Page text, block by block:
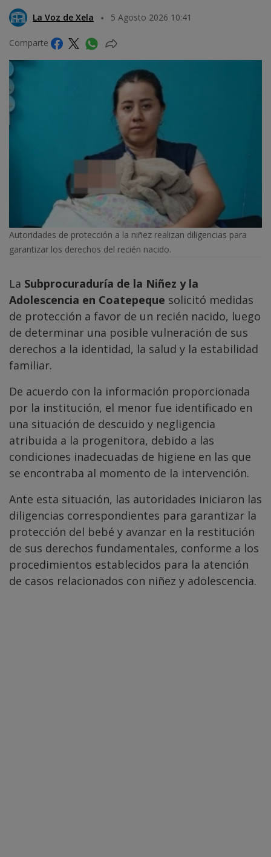
La Voz de Xela 5 Agosto 2026 10:41
Comparte
Autoridades de protección a la niñez realizan diligencias para
garantizar los derechos del recién nacido.
La Subprocuraduría de la Niñez y la
Adolescencia en Coatepeque solicitó medidas
de protección a favor de un recién nacido, luego
de determinar una posible vulneración de sus
derechos a la identidad, la salud y la estabilidad
familiar.
De acuerdo con la información proporcionada
por la institución, el menor fue identificado en
una situación de descuido y negligencia
atribuida a la progenitora, debido a las
condiciones inadecuadas de higiene en las que
se encontraba al momento de la intervención.
Ante esta situación, las autoridades iniciaron las
diligencias correspondientes para garantizar la
protección del bebé y avanzar en la restitución
de sus derechos fundamentales, conforme a los
procedimientos establecidos para la atención
de casos relacionados con niñez y adolescencia.